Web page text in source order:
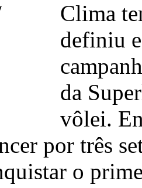
Clima
definiu
da
vôlei.
por três
o